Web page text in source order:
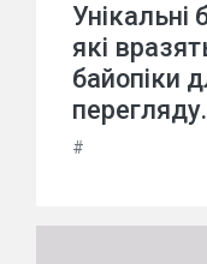
Унікальні
які
байопіки
перегляду.
#